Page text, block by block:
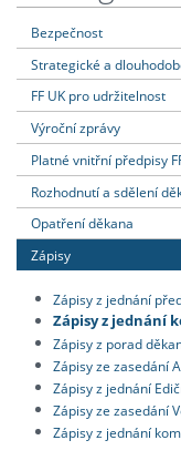
Bezpečnost
Strategické a
FF UK pro udržitelnost
Výroční zprávy
Platné vnitřní předpisy
Rozhodnutí a sdělení
Opatření děkana
Zápisy
Zápisy z jednání
Zápisy z jednání
Zápisy z porad
Zápisy ze zasedání
Zápisy z jednání
Zápisy ze zasedání
Zápisy z jednání